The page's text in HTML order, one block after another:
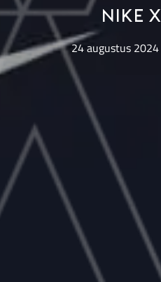
Nike x
24 augustus 2024